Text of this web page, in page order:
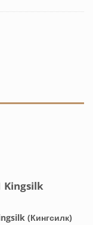
Kingsilk
(Кингсилк)